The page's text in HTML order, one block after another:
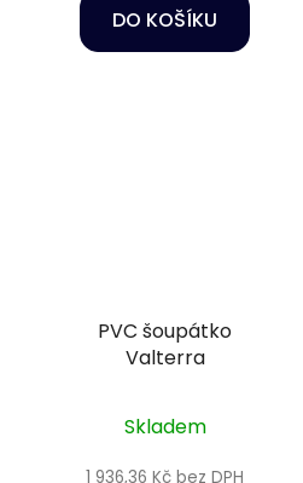
DO KOŠÍKU
PVC šoupátko
Valterra
Skladem
1 936,36 Kč bez DPH